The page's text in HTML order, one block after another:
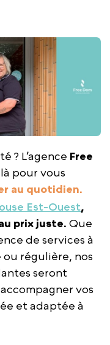
? L’agence Free
pour vous
au quotidien.
Est-Ouest,
prix juste. Que
de services à
régulière, nos
seront
vos
et adaptée à